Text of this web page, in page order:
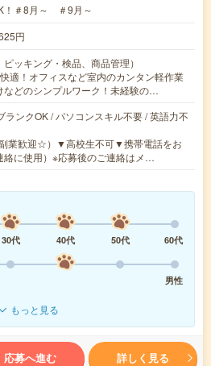
！＃8月～ ＃9月～
円
ッキング・検品、商品管理）
適！オフィスなど室内のカンタン軽作業
などのシンプルワーク！未経験の…
ランクOK / パソコンスキル不要 / 英語力不
業歓迎☆）▼高校生不可▼携帯電話をお
絡に使用）※応募後のご連絡はメ…
30代 40代 50代
60代
男性
もっと見る
応募へ進む 詳しく見る